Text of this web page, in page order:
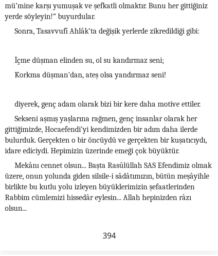
mü’mine karşı yumuşak ve şefkatli olmaktır. Bunu her gittiğiniz
yerde söyleyin!” buyurdular.
Sonra, Tasavvufî Ahlâk’ta değişik yerlerde zikredildiği gibi:
İçme düşman elinden su, ol su kandırmaz seni;
Korkma düşman’dan, ateş olsa yandırmaz seni!
diyerek, genç adam olarak bizi bir kere daha motive ettiler.
Sekseni aşmış yaşlarına rağmen, genç insanlar olarak her
gittiğimizde, Hocaefendi’yi kendimizden bir adım daha ilerde
bulurduk. Gerçekten o bir öncüydü ve gerçekten bir kuşatıcıydı,
idare ediciydi. Hepimizin üzerinde emeği çok büyüktür.
Mekânı cennet olsun... Başta Rasûlüllah SAS Efendimiz olmak
üzere, onun yolunda giden silsile-i sâdâtımızın, bütün meşâyihle
birlikte bu kutlu yolu izleyen büyüklerimizin şefaatlerinden
Rabbim cümlemizi hissedâr eylesin... Allah hepinizden râzı
olsun...
394